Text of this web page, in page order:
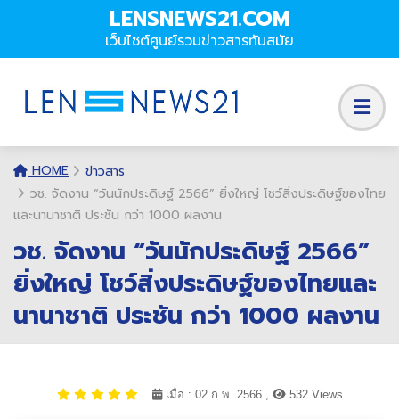
LENSNEWS21.COM
เว็บไซต์ศูนย์รวมข่าวสารทันสมัย
HOME
ข่าวสาร
วช. จัดงาน “วันนักประดิษฐ์ 2566” ยิ่งใหญ่ โชว์สิ่งประดิษฐ์ของไทย
และนานาชาติ ประชัน กว่า 1000 ผลงาน
วช. จัดงาน “วันนักประดิษฐ์ 2566”
ยิ่งใหญ่ โชว์สิ่งประดิษฐ์ของไทยและ
นานาชาติ ประชัน กว่า 1000 ผลงาน
เมื่อ : 02 ก.พ. 2566 , 532 Views